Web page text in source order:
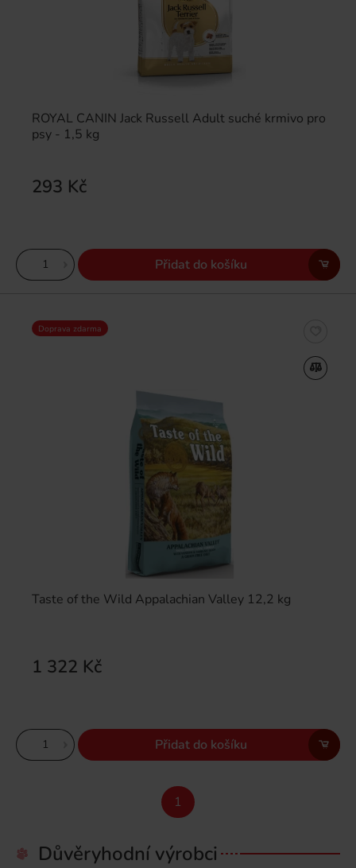
ROYAL CANIN Jack Russell Adult suché krmivo pro
psy - 1,5 kg
293 Kč
Přidat do košíku
Taste of the Wild Appalachian Valley 12,2 kg
1 322 Kč
Doprava zdarma
Přidat do košíku
1
Důvěryhodní výrobci